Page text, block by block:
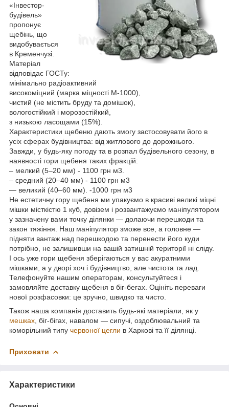
«Інвестор-
будівель»
пропонує
щебінь, що
видобувається
в Кременчузі.
Матеріал
відповідає ГОСТу:
мінімально радіоактивний
високоміцний (марка міцності М-1000),
чистий (не містить бруду та домішок),
вологостійкий і морозостійкий,
з низькою ласощами (15%).
Характеристики щебеню дають змогу застосовувати його в
усіх сферах будівництва: від житлового до дорожнього.
Завжди, у будь-яку погоду та в розпал будівельного сезону, в
наявності гори щебеня таких фракцій:
– мелкий (5–20 мм) - 1100 грн м3.
– средний (20–40 мм) - 1100 грн м3
— великий (40–60 мм). -1000 грн м3
Не естетичну гору щебеня ми упакуємо в красиві великі міцні
мішки місткістю 1 куб, довізем і розвантажуємо маніпулятором
у зазначену вами точку ділянки — долаючи перешкоди та
закон тяжіння. Наш маніпулятор зможе все, а головне —
підняти вантаж над перешкодою та перенести його куди
потрібно, не залишивши на вашій затишній території ні сліду.
І ось уже гори щебеня зберігаються у вас акуратними
мішками, а у дворі хоч і будівництво, але чистота та лад.
Телефонуйте нашим операторам, консультуйтеся і
замовляйте доставку щебеня в біг-бегах. Оцініть переваги
нової розфасовки: це зручно, швидко та чисто.
Також наша компанія доставить будь-які матеріали, як у
мешках , біг-бігах, навалом — сипучі, оздоблювальний та
коморільний типу червоної цегли в Харкові та її ділянці.
Приховати
Характеристики